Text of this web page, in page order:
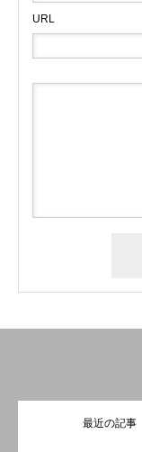
URL
最近の記事